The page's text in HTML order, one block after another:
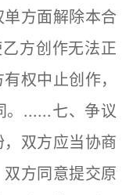
方面解除本合
方创作无法正
权中止创作，
。......七、争议
双方应当协商
方同意提交原